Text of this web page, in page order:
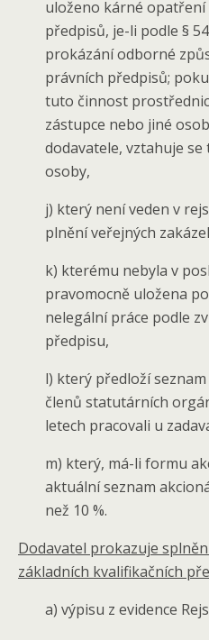
uloženo kárné
předpisů, je-li podle §
prokázání odborné
právních předpisů;
tuto činnost
zástupce nebo jiné
dodavatele, vztahuje
osoby,
j) který není veden v
plnění veřejných
k) kterému nebyla v
pravomocně uložena
nelegální práce podle
předpisu,
l) který předloží
členů statutárních
letech pracovali u
m) který, má-li formu
aktuální seznam
než 10 %.
Dodavatel prokazuje
základních kvalifikačních
a) výpisu z evidence